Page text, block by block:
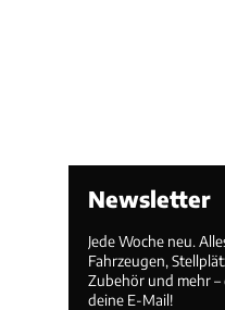
Newsletter
Jede Woche neu.
Fahrzeugen,
Zubehör und mehr –
deine E-Mail!